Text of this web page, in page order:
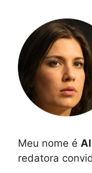
Meu nome é
redatora